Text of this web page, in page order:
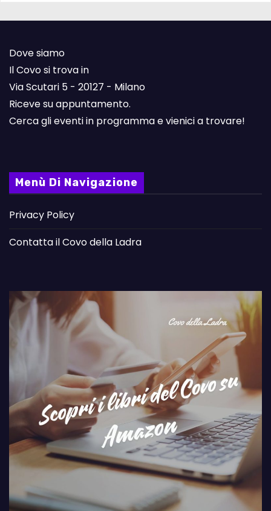
Dove siamo
Il Covo si trova in
Via Scutari 5 - 20127 - Milano
Riceve su appuntamento.
Cerca gli eventi in programma e vienici a trovare!
Menù Di Navigazione
Privacy Policy
Contatta il Covo della Ladra